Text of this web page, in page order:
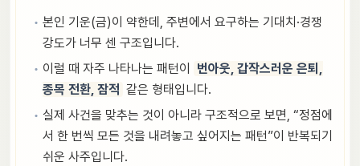
본인 기운(금)이 약한데, 주변에서 요구하는 기대치·경쟁
강도가 너무 센 구조입니다.
이럴 때 자주 나타나는 패턴이
번아웃, 갑작스러운 은퇴,
종목 전환, 잠적 같은 형태입니다.
실제 사건을 맞추는 것이 아니라 구조적으로 보면, “정점에
서 한 번씩 모든 것을 내려놓고 싶어지는 패턴”이 반복되기
쉬운 사주입니다.